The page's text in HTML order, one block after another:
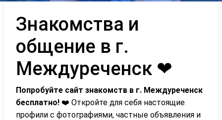
Знакомства и
общение в г.
Междуреченск ❤
Попробуйте сайт знакомств в г. Междуреченск
бесплатно! ❤️ Откройте для себя настоящие
профили с фотографиями, частные объявления и